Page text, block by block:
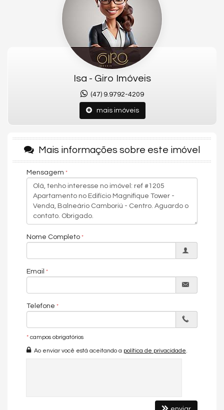
- Mobiliado, Decorado e Equipado
Metragem:
- Área privativa 138.64m²
- Área privativa de 256,00m²
Conheça o Empreendimento:
- Salão de Festas
- Playground
- Infra de Segurança
- Gás Central
Isa - Giro Imóveis
(47) 9.9792-4209
mais imóveis
Mais informações sobre este imóvel
Mensagem
Nome Completo
Email
Telefone
* campos obrigatórios
Ao enviar você está aceitando a política de privacidade